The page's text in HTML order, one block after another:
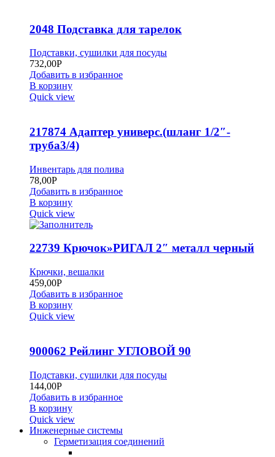
2048 Подставка для тарелок
Подставки, сушилки для посуды
732,00Р
Добавить в избранное
В корзину
Quick view
217874 Адаптер универс.(шланг 1/2″-
труба3/4)
Инвентарь для полива
78,00Р
Добавить в избранное
В корзину
Quick view
22739 Крючок»РИГАЛ 2″ металл черный
Крючки, вешалки
459,00Р
Добавить в избранное
В корзину
Quick view
900062 Рейлинг УГЛОВОЙ 90
Подставки, сушилки для посуды
144,00Р
Добавить в избранное
В корзину
Quick view
Инженерные системы
Герметизация соединений